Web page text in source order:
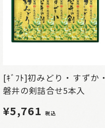
[ｷﾞﾌﾄ]初みどり・すずか・
磐井の剣詰合せ5本入
¥5,761 税込